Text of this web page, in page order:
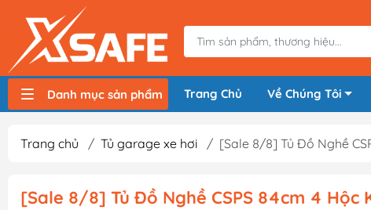
Danh mục sản phẩm Trang Chủ Về Chúng Tôi
Trang chủ / Tủ garage xe hơi / [Sale 8/8] Tủ Đồ Nghề
[Sale 8/8] Tủ Đồ Nghề CSPS 84cm 4 Hộc